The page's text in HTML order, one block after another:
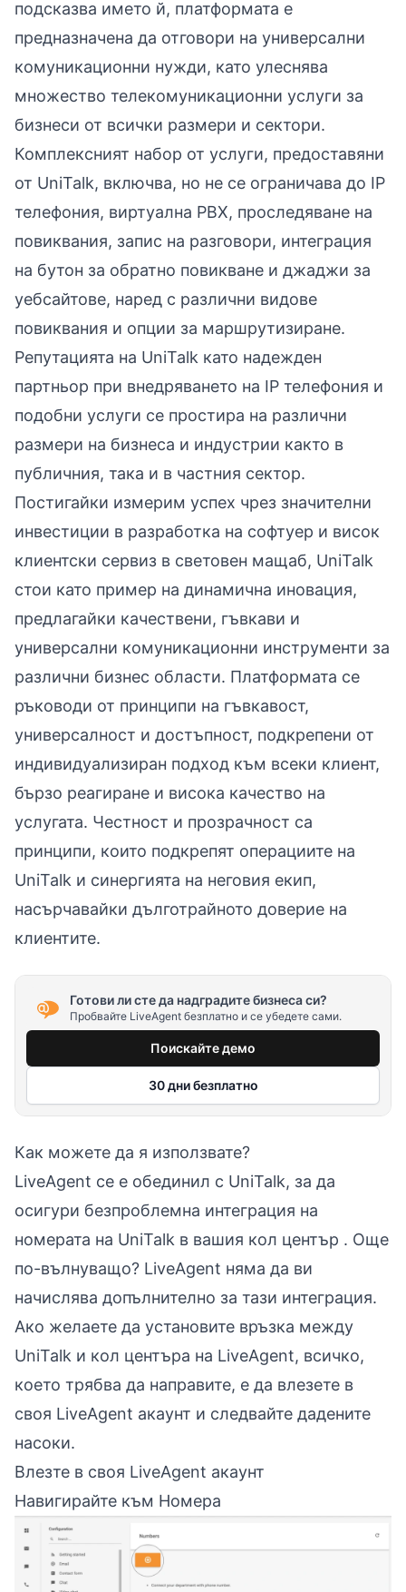
подсказва името й, платформата е
предназначена да отговори на универсални
комуникационни нужди, като улеснява
множество телекомуникационни услуги за
бизнеси от всички размери и сектори.
Комплексният набор от услуги, предоставяни
от UniTalk, включва, но не се ограничава до IP
телефония, виртуална PBX, проследяване на
повиквания, запис на разговори, интеграция
на бутон за обратно повикване и джаджи за
уебсайтове, наред с различни видове
повиквания и опции за маршрутизиране.
Репутацията на UniTalk като надежден
партньор при внедряването на IP телефония и
подобни услуги се простира на различни
размери на бизнеса и индустрии както в
публичния, така и в частния сектор.
Постигайки измерим успех чрез значителни
инвестиции в разработка на софтуер и висок
клиентски сервиз в световен мащаб, UniTalk
стои като пример на динамична иновация,
предлагайки качествени, гъвкави и
универсални комуникационни инструменти за
различни бизнес области. Платформата се
ръководи от принципи на гъвкавост,
универсалност и достъпност, подкрепени от
индивидуализиран подход към всеки клиент,
бързо реагиране и висока качество на
услугата. Честност и прозрачност са
принципи, които подкрепят операциите на
UniTalk и синергията на неговия екип,
насърчавайки дълготрайното доверие на
клиентите.
Готови ли сте да надградите бизнеса си?
Пробвайте LiveAgent безплатно и се убедете сами.
Поискайте демо
30 дни безплатно
Как можете да я използвате?
LiveAgent се е обединил с UniTalk, за да
осигури безпроблемна интеграция на
номерата на UniTalk в вашия кол център . Още
по-вълнуващо? LiveAgent няма да ви
начислява допълнително за тази интеграция.
Ако желаете да установите връзка между
UniTalk и кол центъра на LiveAgent, всичко,
което трябва да направите, е да влезете в
своя LiveAgent акаунт и следвайте дадените
насоки.
Влезте в своя LiveAgent акаунт
Навигирайте към Номера